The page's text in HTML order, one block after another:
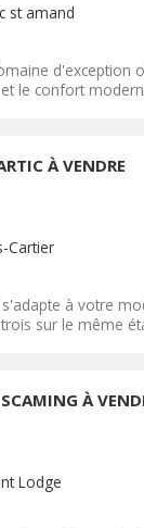
st amand
d'exception
le confort
À VENDRE
Cartier
à votre
sur le même
À
Lodge